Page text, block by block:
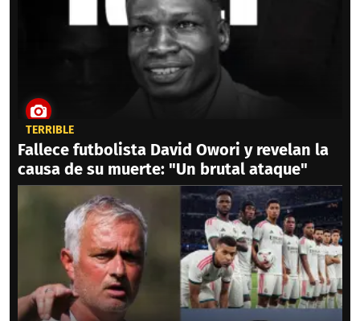
TERRIBLE
Fallece futbolista David Owori y revelan la
causa de su muerte: "Un brutal ataque"